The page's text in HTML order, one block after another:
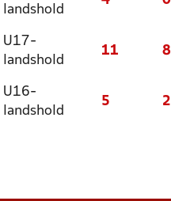
landshold
U17-
landshold
11 8
U16-
landshold
5 2